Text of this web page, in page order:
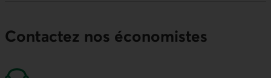
Contactez nos économistes